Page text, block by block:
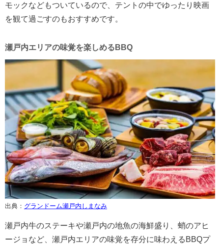
モックなどもついているので、テントの中でゆったり映画
を観て過ごすのもおすすめです。
瀬戸内エリアの味覚を楽しめるBBQ
出典： グランドーム瀬戸内しまなみ
瀬戸内牛のステーキや瀬戸内の地魚の海鮮盛り、蛸のアヒ
ージョなど、瀬戸内エリアの味覚を存分に味わえるBBQプ